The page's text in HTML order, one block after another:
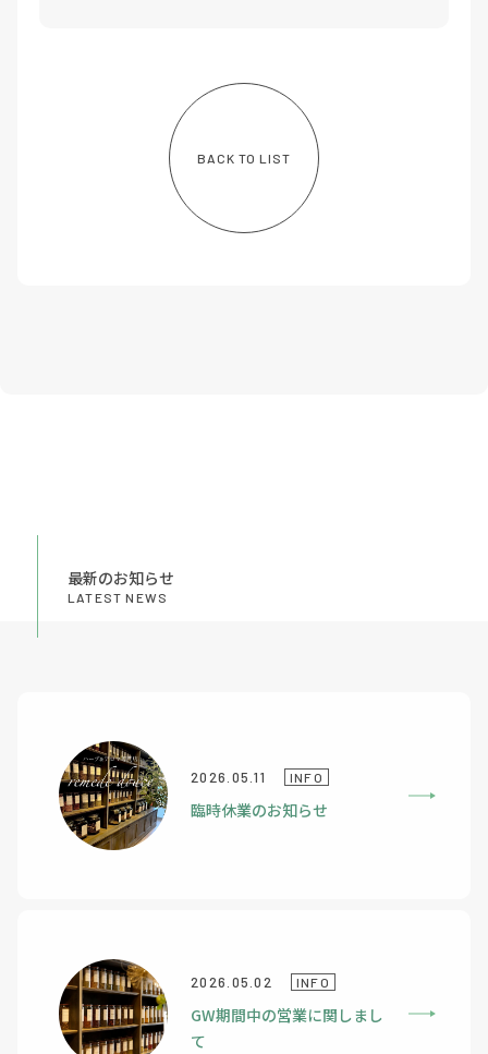
BACK TO LIST
最新のお知らせ
LATEST NEWS
2026.05.11 INFO
臨時休業のお知らせ
2026.05.02 INFO
GW期間中の営業に関しまし
て